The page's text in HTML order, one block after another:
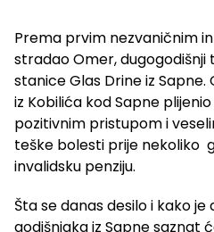
Prema prvim nezvaničnim
stradao Omer,
stanice Glas Drine iz
iz Kobilića kod Sapne
pozitivnim pristupom i
teške bolesti prije nekoliko
invalidsku penziju.
Šta se danas desilo i kako
godišnjaka iz Sapne saznat